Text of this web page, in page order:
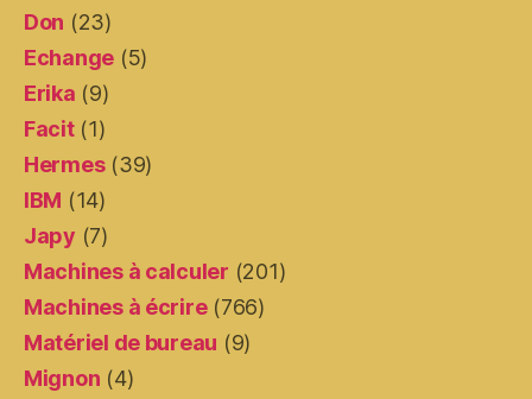
Don (23)
Echange (5)
Erika (9)
Facit(1)
Hermes(39)
IBM (14)
Japy (7)
Machines à calculer (201)
Machines à écrire(766)
Matériel de bureau (9)
Mignon (4)